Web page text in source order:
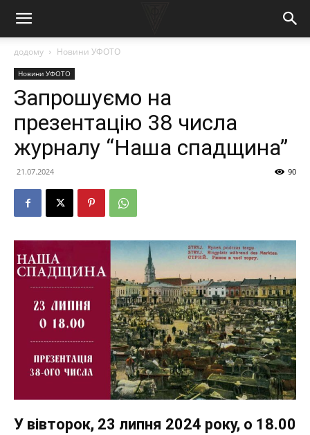
додому Новини УФОТО
Новини УФОТО
Запрошуємо на
презентацію 38 числа
журналу “Наша спадщина”
21.07.2024 90
У вівторок, 23 липня 2024 року, о 18.00